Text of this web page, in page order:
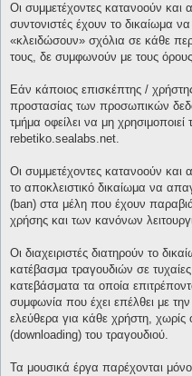
Οι συμμετέχοντες κατανοούν και
συντονιστές έχουν το δικαίωμα
«κλειδώσουν» σχόλια σε κάθε
τους, δε συμφωνούν με τους
Εάν κάποιος επισκέπτης /
προστασίας των προσωπικών
τμήμα οφείλει να μη χρησιμοποιεί
rebetiko.sealabs.net.
Οι συμμετέχοντες κατανοούν και
το αποκλειστικό δικαίωμα να
(ban) στα μέλη που έχουν
χρήσης και των κανόνων
Οι διαχειριστές διατηρούν το
κατέβασμα τραγουδιών σε
κατεβάσματα τα οποία
συμφωνία που έχει επέλθει με
ελεύθερα για κάθε χρήστη,
(downloading) του τραγουδιού.
Τα μουσικά έργα παρέχονται